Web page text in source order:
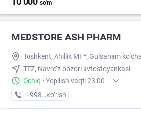
so'm
MEDSTORE ASH PHARM
Toshkent, Ahillik MFY, Gulsanam
TTZ, Navro‘z bozori avtostoyankasi
Ochiq · Yopilish vaqti 23:00
+998 (95) XXX-XX-XX
кo’rish